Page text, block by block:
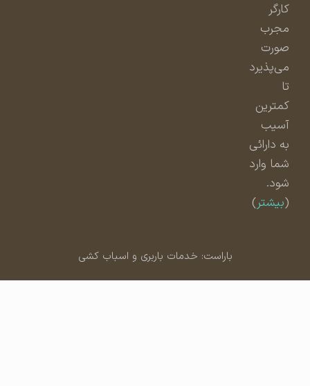
مجرب
صورت
می‌پذیرد
کمترین
آسیب
به دارائی
شما وارد
شود.
بیشتر)
باراست: خدمات باربری و اسباب کشی